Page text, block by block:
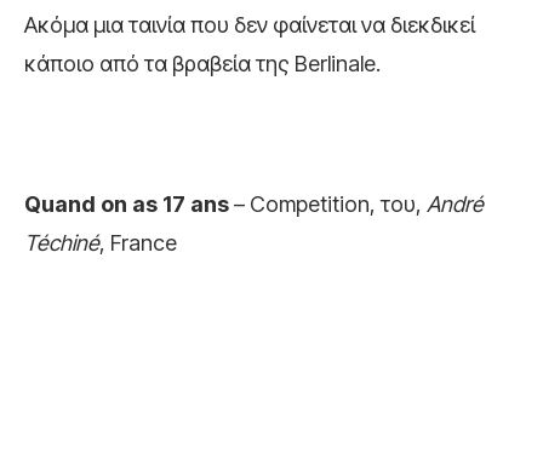
Ακόμα μια ταινία που δεν φαίνεται να διεκδικεί
κάποιο από τα βραβεία της Berlinale.
Quand on as 17 ans– Competition, του, André
Téchiné, France